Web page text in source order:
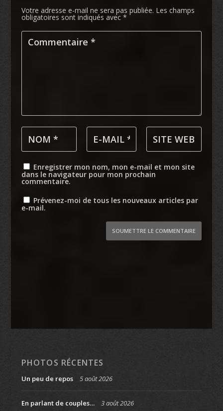
Votre adresse e-mail ne sera pas publiée. Les champs
obligatoires sont indiqués avec *
Enregistrer mon nom, mon e-mail et mon site
dans le navigateur pour mon prochain
commentaire.
Prévenez-moi de tous les nouveaux articles par
e-mail.
SOUMETTRE LE COMMENTAIRE
PHOTOS RÉCENTES
Un peu de repos 5 août 2026
En parlant de couples… 3 août 2026